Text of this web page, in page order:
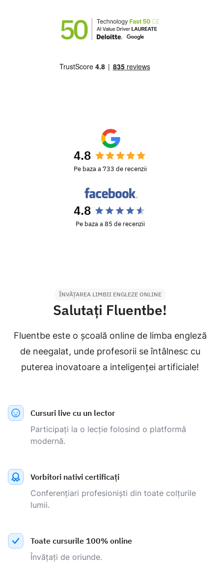
4.8
Pe baza a 733 de recenzii
4.8
Pe baza a 85 de recenzii
ÎNVĂȚAREA LIMBII ENGLEZE ONLINE
Salutați Fluentbe!
Fluentbe este o școală online de limba engleză
de neegalat, unde profesorii se întâlnesc cu
puterea inovatoare a inteligenței artificiale!
Cursuri live cu un lector
Participați la o lecție folosind o platformă
modernă.
Vorbitori nativi certificați
Conferențiari profesioniști din toate colțurile
lumii.
Toate cursurile 100% online
Învățați de oriunde.